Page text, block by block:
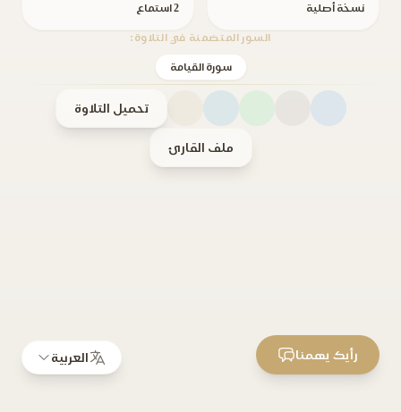
نسخة أصلية 2 استماع
السور المتضمنة في التلاوة:
سورة القيامة
تحميل التلاوة
ملف القارئ
العربية رأيك يهمنا